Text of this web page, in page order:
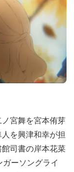
宮舞を宮本侑芽
を興津和幸が担
司書の岸本花菜
ーソングライ